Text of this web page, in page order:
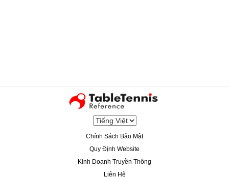
Chính Sách Bảo Mật
Quy Định Website
Kinh Doanh Truyền Thông
Liên Hệ